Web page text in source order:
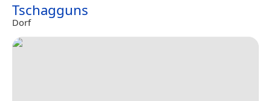
Tschagguns
Dorf